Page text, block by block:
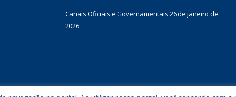
Canais Oficiais e Governamentais 26 de janeiro de
2026